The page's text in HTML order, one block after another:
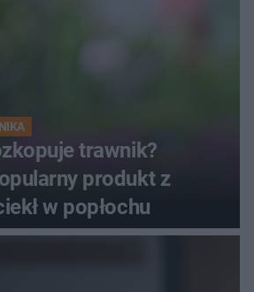
trawnik?
produkt z
w popłochu